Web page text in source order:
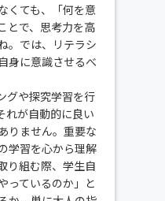
くても、「何を意
とで、思考力を高
。では、リテラシ
身に意識させるべ
グや探究学習を行
れが自動的に良い
りません。重要な
学習を心から理解
り組む際、学生自
っているのか」と